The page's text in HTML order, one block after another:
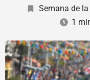
Semana de
1